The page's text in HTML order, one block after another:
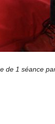
de 1 séance